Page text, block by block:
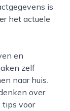
is
het actuele
zelf
naar huis.
over
tips voor